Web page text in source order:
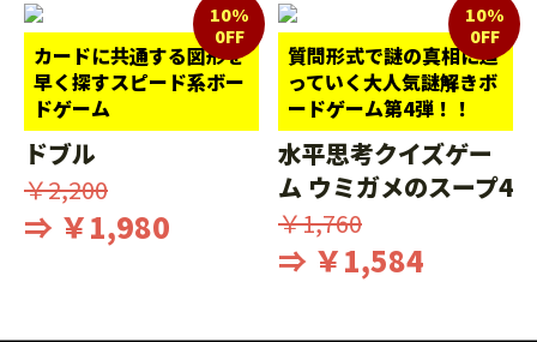
カードに共通する図形を
早く探すスピード系ボー
ドゲーム
10%
0FF
ドブル
￥2,200
⇒ ￥1,980
質問形式で謎の真相に迫
っていく大人気謎解きボ
ードゲーム第4弾！！
10%
0FF
水平思考クイズゲー
ム ウミガメのスープ4
￥1,760
⇒ ￥1,584